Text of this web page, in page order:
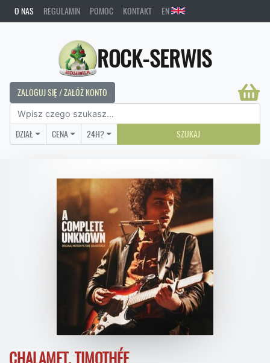
O NAS REGULAMIN POMOC KONTAKT EN
ROCK-SERWIS
ZALOGUJ SIĘ / ZAŁÓŻ KONTO
DZIAŁ CENA 24H? SZUKAJ
CHALAMET, TIMOTHÉE